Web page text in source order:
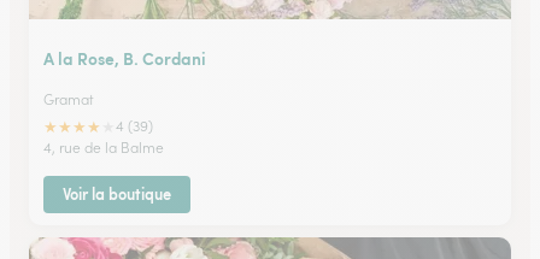
A la Rose, B. Cordani
Gramat
★★★★
4 (39)
4, rue de la Balme
Voir la boutique